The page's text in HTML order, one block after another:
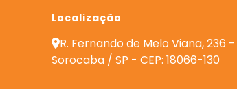
Gerador 150 Kva
Locação de Gerador em Sorocaba
Locação de Geradores de Energia
Localização
R. Fernando de Melo Viana, 236
Sorocaba / SP - CEP: 18066-130